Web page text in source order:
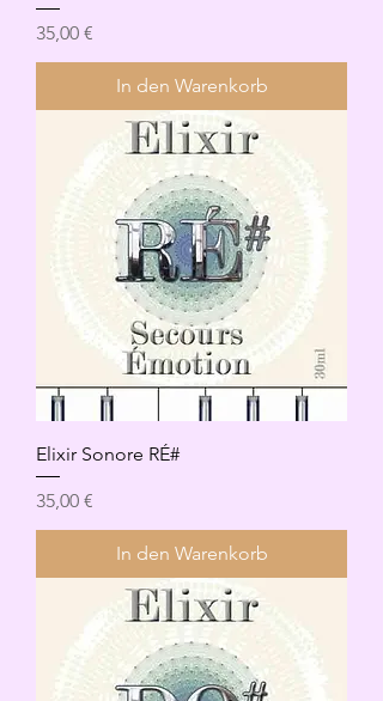
Preis
35,00 €
In den Warenkorb
Elixir Sonore RÉ#
Preis
35,00 €
In den Warenkorb